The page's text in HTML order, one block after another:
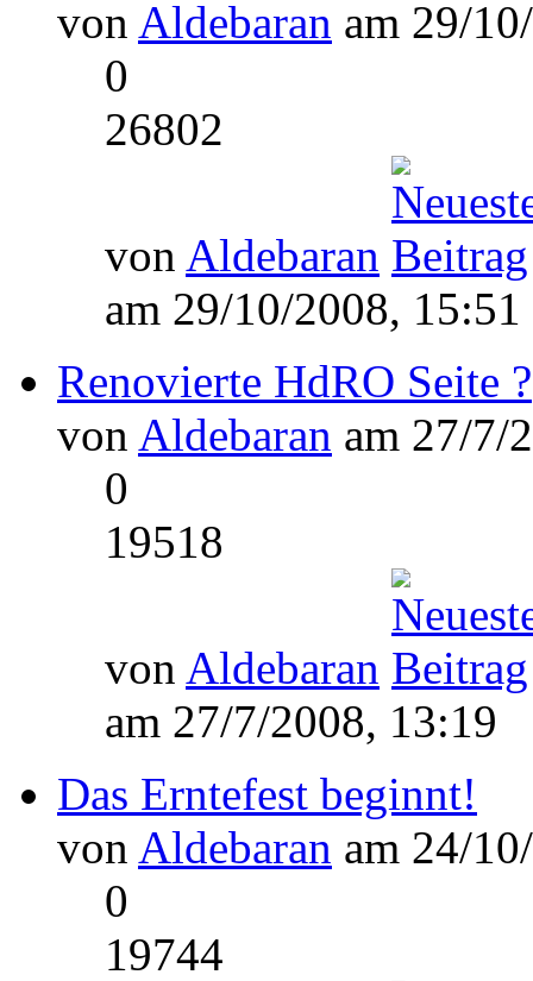
von Aldebaran am 29/
0
26802
von Aldebaran
am 29/10/2008, 15:51
Renovierte HdRO Seite ?
von Aldebaran am 27/7/
0
19518
von Aldebaran
am 27/7/2008, 13:19
Das Erntefest beginnt!
von Aldebaran am 24/
0
19744